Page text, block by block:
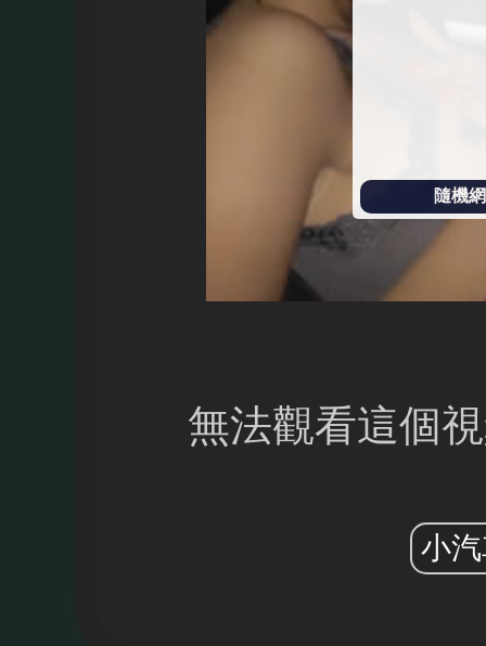
隨機
放
無法觀看這個
小